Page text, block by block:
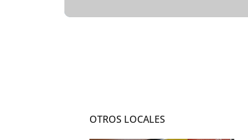
OTROS LOCALES